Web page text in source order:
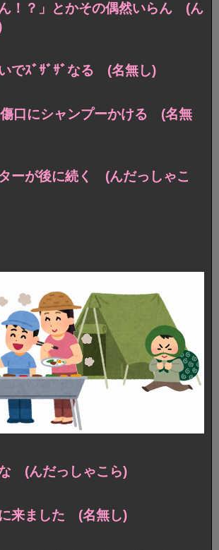
ん！？」とかその偶然いらん (ん
でｽﾞｻﾞｻﾞなる (名無し)
傷口にシャンプーかける (名無
ーが後に続く (んだっしゃこ
(んだっしゃこら)
来ました (名無し)